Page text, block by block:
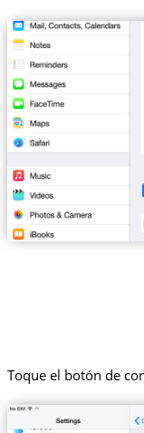
Toque el botón de